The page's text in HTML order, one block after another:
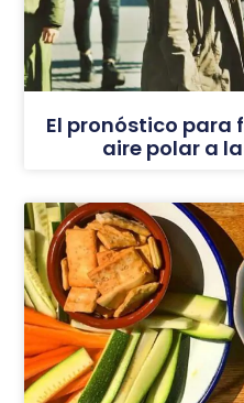
El pronóstico para
aire polar a